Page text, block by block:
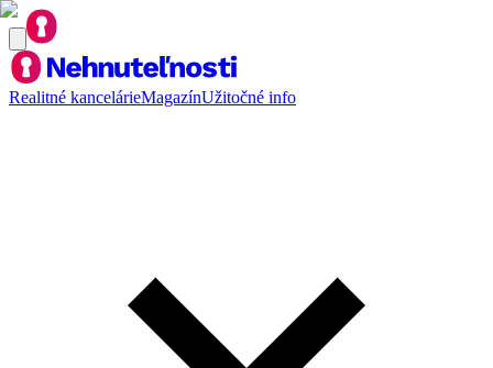
Realitné kancelárieMagazínUžitočné info